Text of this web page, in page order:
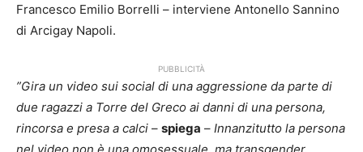
Francesco Emilio Borrelli – interviene Antonello Sannino
di Arcigay Napoli.
PUBBLICITÀ
”Gira un video sui social di una aggressione da parte di
due ragazzi a Torre del Greco ai danni di una persona,
rincorsa e presa a calci – spiega – Innanzitutto la persona